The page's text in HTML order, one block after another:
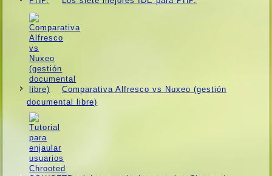
Comparativa Alfresco vs Nuxeo (gestión
documental libre)